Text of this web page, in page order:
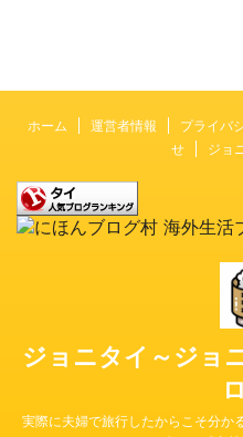
ホーム 運営者情報 プライバ
せ
ジョ
ジョニタイ～ジョ
実際に夫婦で旅行したからこそ分か